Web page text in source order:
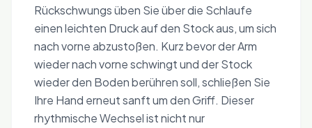
Rückschwungs üben Sie über die Schlaufe
einen leichten Druck auf den Stock aus, um sich
nach vorne abzustoßen. Kurz bevor der Arm
wieder nach vorne schwingt und der Stock
wieder den Boden berühren soll, schließen Sie
Ihre Hand erneut sanft um den Griff. Dieser
rhythmische Wechsel ist nicht nur